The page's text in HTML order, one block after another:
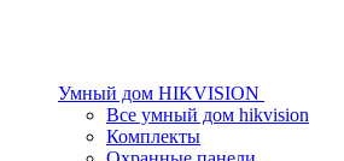
Умный дом HIKVISION
Все умный дом hikvision
Комплекты